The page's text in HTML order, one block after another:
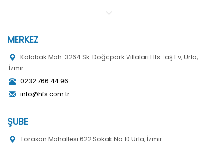
MERKEZ
Kalabak Mah. 3264 Sk. Doğapark Villaları Hfs Taş Ev, Urla,
İzmir
0232 766 44 96
info@hfs.com.tr
ŞUBE
Torasan Mahallesi 622 Sokak No:10 Urla, İzmir